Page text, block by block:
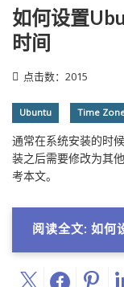
如何设置
时间
点击数：2015
Ubuntu Time
通常在系统安装的时
装之后需要修改为其
考本文。
阅读全文: 如何